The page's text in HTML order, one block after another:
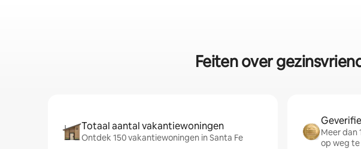
Feiten over
Totaal aantal vakantiewoningen
Ontdek 150 vakantiewoningen in Santa Fe
Meer dan
op weg